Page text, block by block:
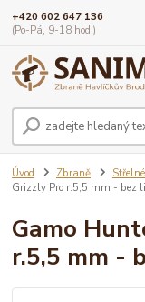
+420 602 647 136
(Po-Pá, 9-18 hod.)
Úvod Zbraně
Grizzly Pro r.5,5 mm - bez
Gamo
r.5,5 mm -